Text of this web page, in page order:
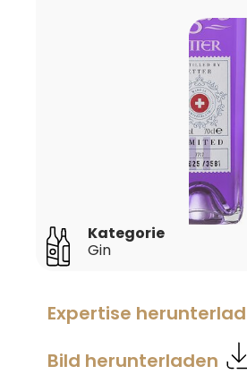
Kategorie
Gin
Expertise
Bild herunterladen